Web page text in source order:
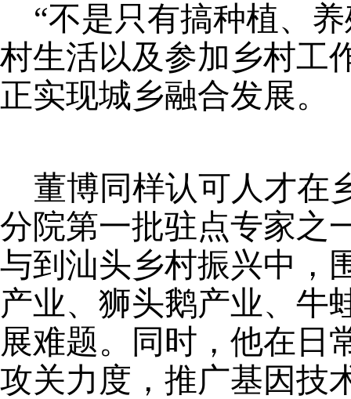
“不是只有搞种植、
村生活以及参加乡村工
正实现城乡融合发展。
董博同样认可人才在
分院第一批驻点专家之
与到汕头乡村振兴中，
产业、狮头鹅产业、牛
展难题。同时，他在日
攻关力度，推广基因技